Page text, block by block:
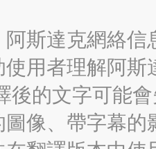
斯達克網絡
用者理解阿
後的文字可能
圖像、帶字幕